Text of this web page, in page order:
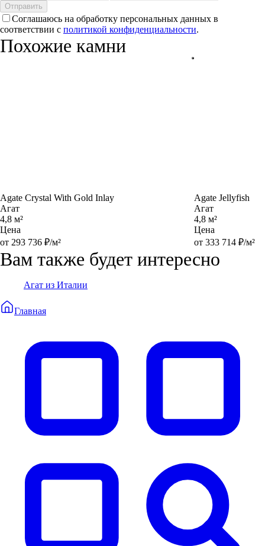
Отправить
Соглашаюсь на обработку персональных данных в
соответствии с политикой конфиденциальности.
Похожие камни
Agate Crystal With Gold Inlay
Агат
4,8 м²
Цена
от 293 736 ₽/м²
Agate Jellyfish
Агат
4,8 м²
Цена
от 333 714 ₽/м²
Вам также будет интересно
Агат из Италии
Главная